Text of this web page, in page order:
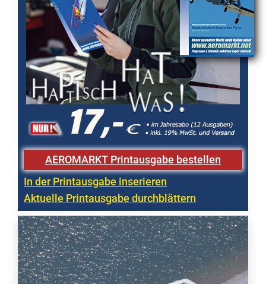
AEROMARKT Printausgabe bestellen
In der Printausgabe inserieren
Aktuelle Printausgabe durchblättern